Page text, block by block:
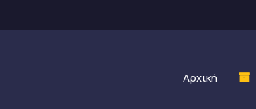
Αρχική